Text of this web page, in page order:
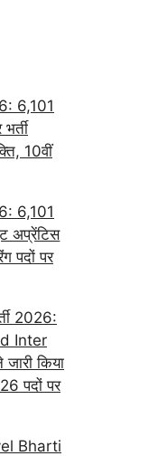
6,101
10वीं
6,101
अप्रेंटिस
पदों पर
2026:
Inter
किया
पदों पर
Bharti